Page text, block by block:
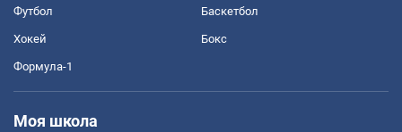
Футбол Баскетбол
Хокей Бокс
Формула-1
Моя школа